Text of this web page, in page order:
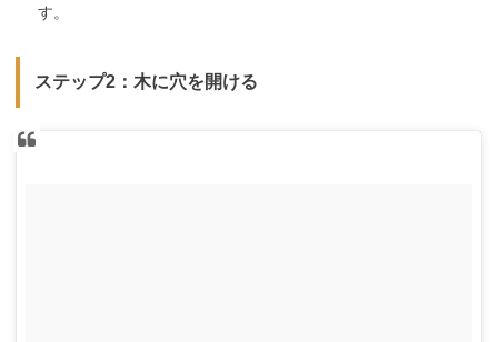
す。
ステップ2：木に穴を開ける